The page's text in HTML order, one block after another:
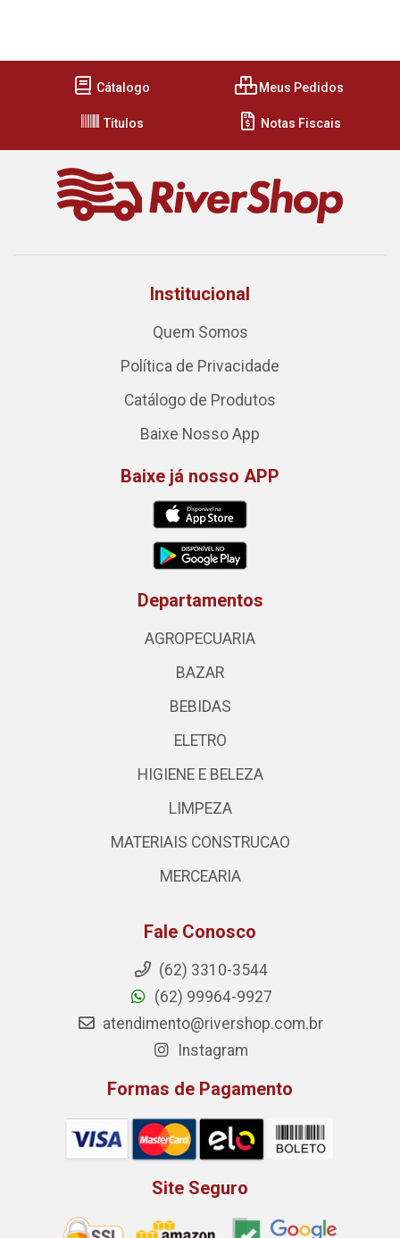
Cátalogo Meus Pedidos
Títulos Notas Fiscais
Institucional
Quem Somos
Política de Privacidade
Catálogo de Produtos
Baixe Nosso App
Baixe já nosso APP
Departamentos
AGROPECUARIA
BAZAR
BEBIDAS
ELETRO
HIGIENE E BELEZA
LIMPEZA
MATERIAIS CONSTRUCAO
MERCEARIA
Fale Conosco
(62) 3310-3544
(62) 99964-9927
atendimento@rivershop.com.br
Instagram
Formas de Pagamento
Site Seguro